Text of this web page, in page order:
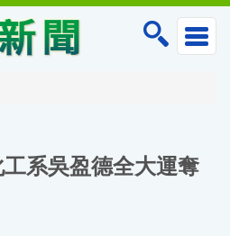
工系吳盈德全大運奪